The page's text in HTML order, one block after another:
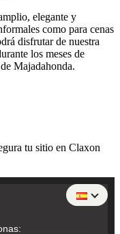
elegante y
como para cenas
disfrutar de nuestra
los meses de
Majadahonda.
tu sitio en Claxon